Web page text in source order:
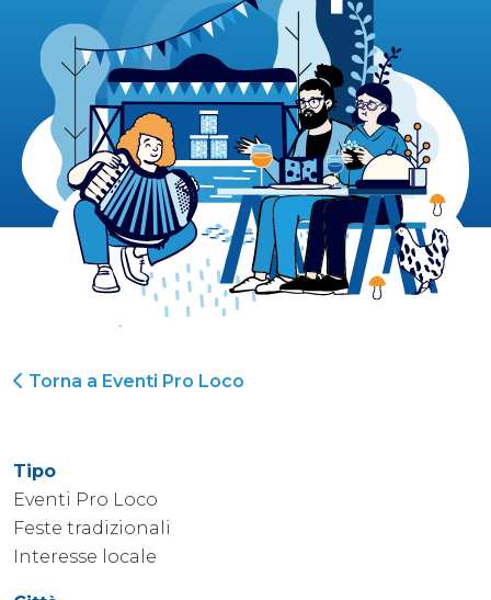
Torna a Eventi Pro Loco
Tipo
Eventi Pro Loco
Feste tradizionali
Interesse locale